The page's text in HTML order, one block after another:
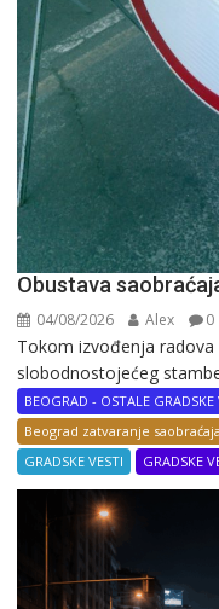
Obustava
04/08/2026 Alex 0
Tokom izvođenja
slobodnostojećeg
BEOGRAD - OSTALE GRADSKE
Beograd zatvaranje
GRADSKE VESTI
GRADSKE